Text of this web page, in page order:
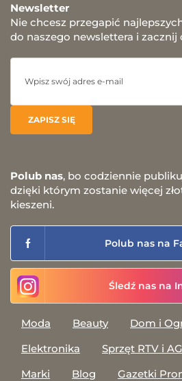
Newsletter
Nie chcesz przegapić
do naszego newslettera i zacznij
Polub nas, bo codziennie
dzięki którym zostanie więcej
kieszeni.
Polub nas na
Śledź nas na
Moda Beauty Dom i
Elektronika
Sprzęt RTV i
Marki
Blog
Gazetki